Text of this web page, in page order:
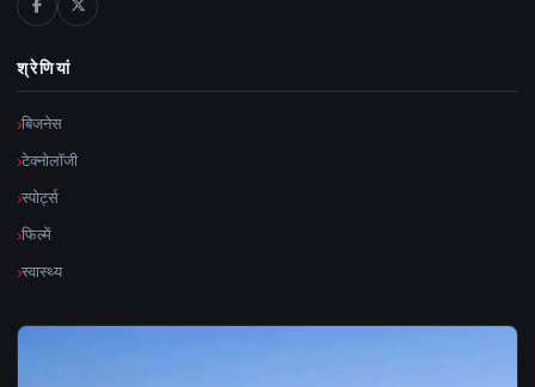
श्रेणियां
बिजनेस
टेक्नोलॉजी
स्पोर्ट्स
फिल्में
स्वास्थ्य